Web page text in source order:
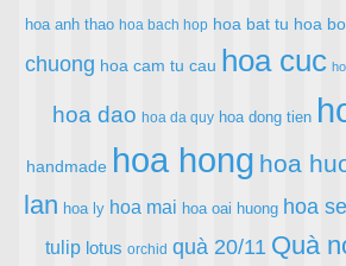
hoa anh thao hoa bach hop hoa bat tu hoa
chuong hoa cam tu cau hoa cuc
hoa dao hoa da quy hoa dong tien
handmade hoa hong hoa
lan hoa ly hoa mai hoa oai huong hoa
tulip lotus orchid quà 20/11 Quà